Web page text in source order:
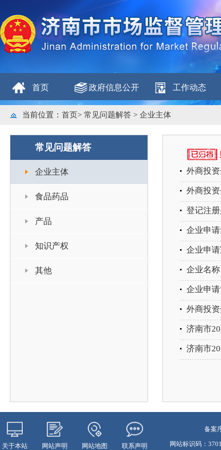
首页 政府信息公开 工作动态
当前位置： 首页> 常见问题解答 > 企业主体
常见问题解答
企业主体
食品药品
产品
知识产权
其他
外商投
外商投
登记注
企业申
企业申
企业名
企业申
外商投
济南市
济南市
关于本站 网站声明 网站地图 联系声明
备案
网站标识码：